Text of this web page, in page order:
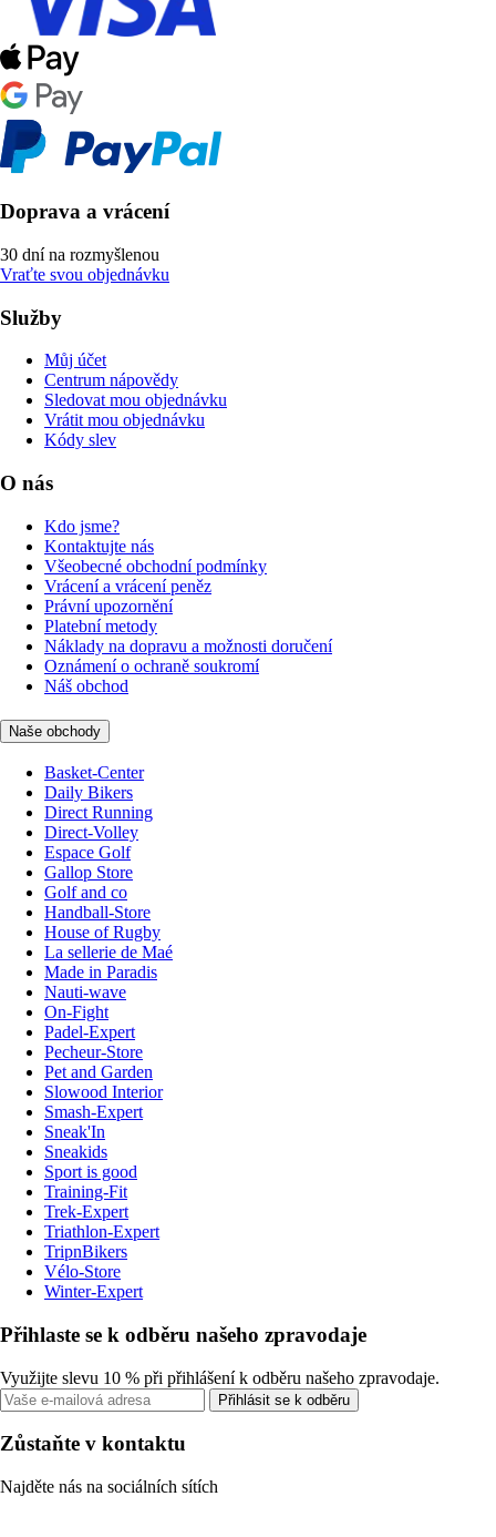
Doprava a vrácení
30 dní na rozmyšlenou
Vraťte svou objednávku
Služby
Můj účet
Centrum nápovědy
Sledovat mou objednávku
Vrátit mou objednávku
Kódy slev
O nás
Kdo jsme?
Kontaktujte nás
Všeobecné obchodní podmínky
Vrácení a vrácení peněz
Právní upozornění
Platební metody
Náklady na dopravu a možnosti doručení
Oznámení o ochraně soukromí
Náš obchod
Naše obchody
Basket-Center
Daily Bikers
Direct Running
Direct-Volley
Espace Golf
Gallop Store
Golf and co
Handball-Store
House of Rugby
La sellerie de Maé
Made in Paradis
Nauti-wave
On-Fight
Padel-Expert
Pecheur-Store
Pet and Garden
Slowood Interior
Smash-Expert
Sneak'In
Sneakids
Sport is good
Training-Fit
Trek-Expert
Triathlon-Expert
TripnBikers
Vélo-Store
Winter-Expert
Přihlaste se k odběru našeho zpravodaje
Využijte slevu 10 % při přihlášení k odběru našeho zpravodaje.
Přihlásit se k odběru
Zůstaňte v kontaktu
Najděte nás na sociálních sítích